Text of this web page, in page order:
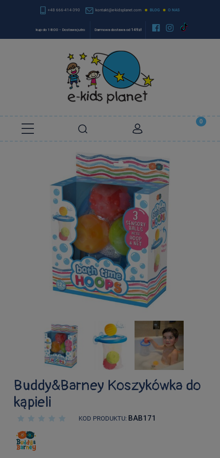
+48 666-414-390 kontakt@e-kidsplanet.com BLOG O NAS
kup do 18:00 - Dostawa jutro Darmowa dostawa od 149zł  
Buddy&Barney Koszykówka do
kąpieli
KOD PRODUKTU: BAB171